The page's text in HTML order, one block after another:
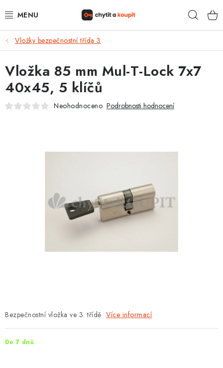
na
DŮM, BYT, ZAHRADA
ZÁMEČNICTVÍ - ZABEZPEČENÍ
KANCELÁŘ
PROTIPOŽÁRNÍ BATERIOVÉ TREZORY NA LITHIOVÉ
NAŠE VÝHODY
REFERENCE
Vložky bezpečnostní třída 3
Bezpečnostní vložka ve 3. třídě Více informací
Do 7 dnů
Vložka 85 mm Mul-T-Lock 7x7
40x45, 5 klíčů
Neohodnoceno Podrobnosti hodnocení